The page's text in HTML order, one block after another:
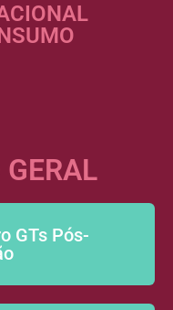
GTs Pós-